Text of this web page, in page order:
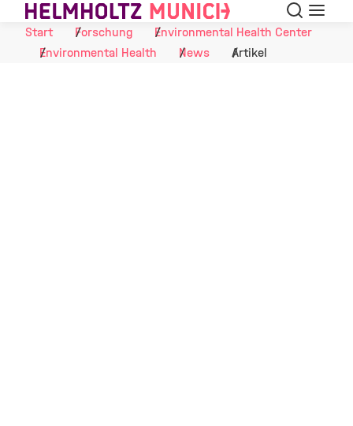
Skip to Content Suche
Start
Forschung
Environmental Health Center
Environmental Health
News Artikel